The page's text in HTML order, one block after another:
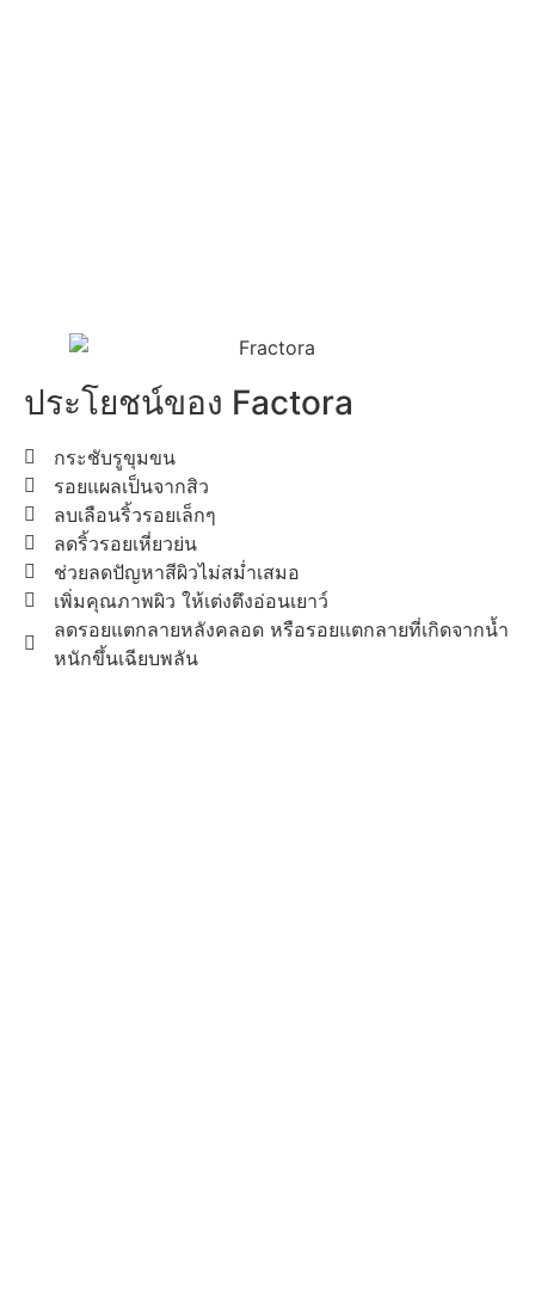
ประโยชน์ของ Factora
กระชับรูขุมขน
รอยแผลเป็นจากสิว
ลบเลือนริ้วรอยเล็กๆ
ลดริ้วรอยเหี่ยวย่น
ช่วยลดปัญหาสีผิวไม่สม่ำเสมอ
เพิ่มคุณภาพผิว ให้เต่งตึงอ่อนเยาว์
ลดรอยแตกลายหลังคลอด หรือรอยแตกลายที่เกิดจากน้ำ
หนักขึ้นเฉียบพลัน